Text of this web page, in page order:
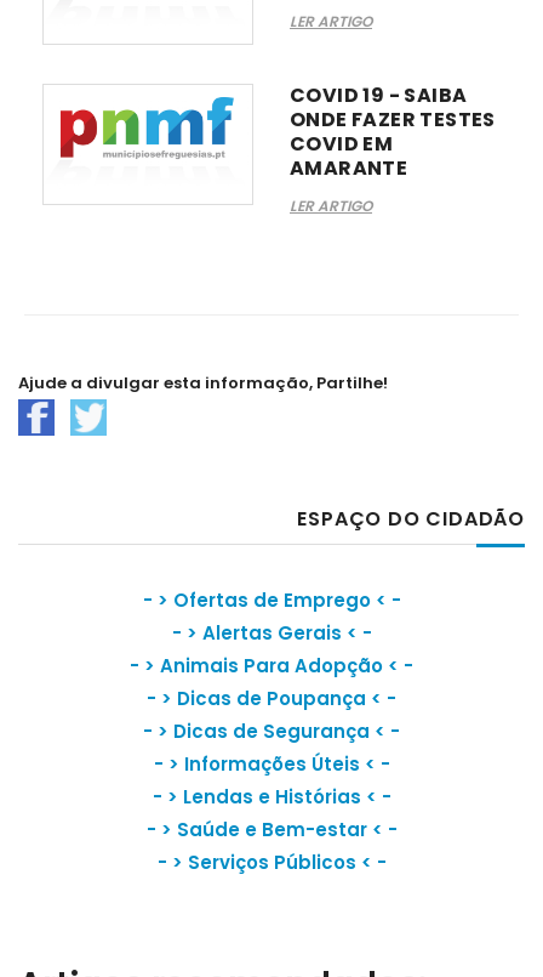
LER ARTIGO
COVID 19 - SAIBA
ONDE FAZER TESTES
COVID EM
AMARANTE
LER ARTIGO
Ajude a divulgar esta informação, Partilhe!
ESPAÇO DO CIDADÃO
- > Ofertas de Emprego< -
- > Alertas Gerais < -
- > Animais Para Adopção < -
- > Dicas de Poupança < -
- > Dicas de Segurança < -
- > Informações Úteis < -
- > Lendas e Histórias < -
- > Saúde e Bem-estar< -
- > Serviços Públicos < -